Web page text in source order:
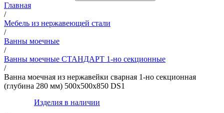
Главная
/
Мебель из нержавеющей стали
/
Ванны моечные
/
Ванны моечные СТАНДАРТ 1-но секционные
/
Ванна моечная из нержавейки сварная 1-но секционная
(глубина 280 мм) 500х500х850 DS1
Изделия в наличии